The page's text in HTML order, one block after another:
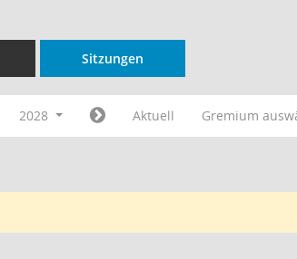
Sitzungen
2028 Aktuell Gremium